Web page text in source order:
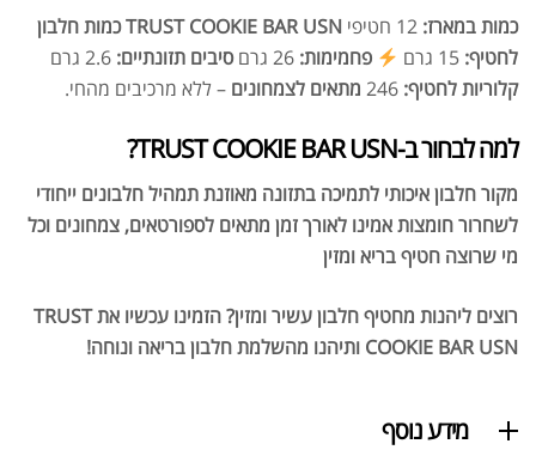
כמות במארז: TRUST COOKIE BAR USNכמות חלבון
לחטיף:
פחמימות: 26 גרם סיבים תזונתיים: 2.6 גרם
קלוריות לחטיף:
מתאים לצמחונים – ללא מרכיבים מהחי.
למה לבחור ב-TRUST COOKIE BAR USN?
מקור חלבון איכותי לתמיכה בתזונה מאוזנתתמהיל חלבונים ייחודי
לשחרור חומצות אמינו לאורך זמן מתאים לספורטאים, צמחונים וכל
מי שרוצה חטיף בריא ומזין
רוצים ליהנות מחטיף חלבון עשיר ומזין? הזמינו עכשיו את TRUST
COOKIE BAR USN ותיהנו מהשלמת חלבון בריאה ונוחה!
מידע נוסף
שייקר מקצועי פרובודי לחלבון או גיינר